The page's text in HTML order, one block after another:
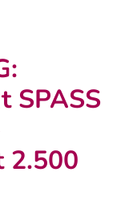
SPASS
2.500